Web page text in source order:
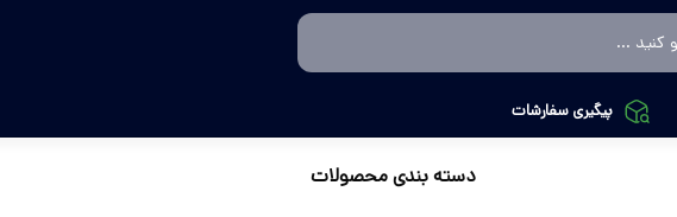
پیگیری سفارشات
دسته بندی محصولات